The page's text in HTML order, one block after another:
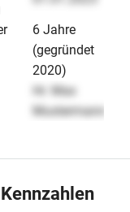
6 Jahre
(gegründet
2020)
Hr. Max
Mustermann